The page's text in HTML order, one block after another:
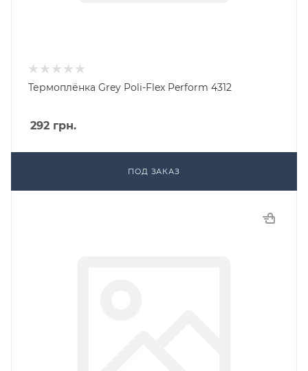
Термоплёнка Grey Poli-Flex Perform 4312
292 грн.
ПОД ЗАКАЗ